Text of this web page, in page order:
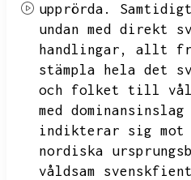
upprörda.
undan med direkt
handlingar,
allt
stämpla hela det
och folket till
med
indikterar sig mot
nordiska
våldsam